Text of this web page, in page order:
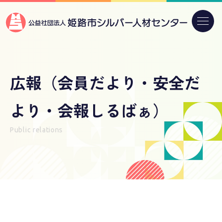
広報（会員だより・安全だ
より・会報しるばぁ）
Public relations